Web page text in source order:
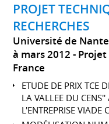
PROJET
RECHERCHES
Université de
à mars 2012
France
ETUDE DE PRIX TCE
LA VALLEE DU
L'ENTREPRISE VIADE